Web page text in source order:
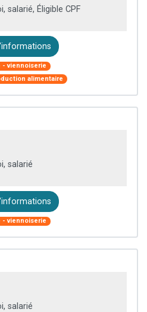
salarié, Éligible CPF
- viennoiserie
alimentaire
salarié
- viennoiserie
salarié